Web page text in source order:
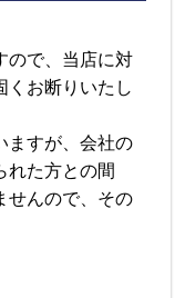
ので、当店に対
くお断りいたし
ますが、会社の
れた方との間
せんので、その